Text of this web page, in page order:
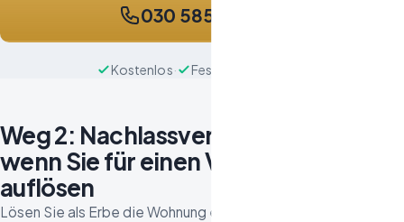
030 585 816 730
Kostenlos· Festpreis
Weg 2: Nachlassverbindlichkeiten –
wenn Sie für einen Verstorbenen
auflösen
Lösen Sie als Erbe die Wohnung eines verstorbenen